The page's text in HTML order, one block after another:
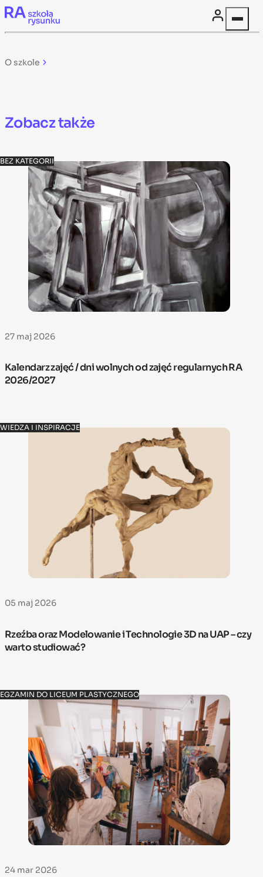
Skip to content
O szkole
Zobacz także
BEZ KATEGORII
27 maj 2026
Kalendarz zajęć / dni wolnych od zajęć regularnych RA
2026/2027
WIEDZA I INSPIRACJE
05 maj 2026
Rzeźba oraz Modelowanie i Technologie 3D na UAP – czy
warto studiować?
EGZAMIN DO LICEUM PLASTYCZNEGO
24 mar 2026